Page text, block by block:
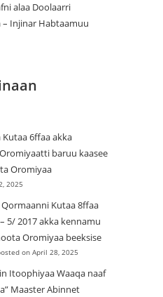
alaa Doolaarri
– Injinar Habtaamuu
6ffaa akka
baruu kaasee
Oromiyaa
2025
Kutaa 8ffaa
5/ 2017 akka kennamu
Oromiyaa beeksise
on April 28, 2025
Itoophiyaa Waaqa naaf
Maaster Abinnet